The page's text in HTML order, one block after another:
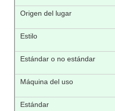
Origen del lugar
Estilo
Estándar o no estándar
Máquina del uso
Estándar